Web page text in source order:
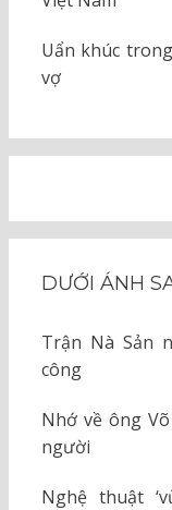
Uẩn khúc
vợ
DƯỚI ÁNH
Trận Nà Sản
công
Nhớ về ông
người
Nghệ thuật